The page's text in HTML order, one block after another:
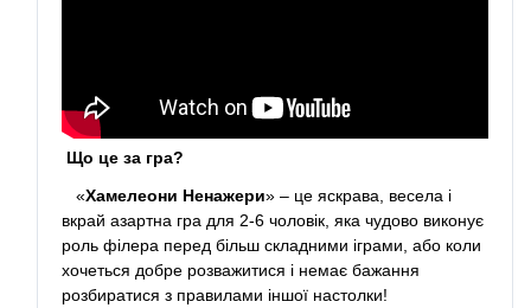
Що це за гра?
«Хамелеони Ненажери» – це яскрава, весела і
вкрай азартна гра для 2-6 чоловік, яка чудово виконує
роль філера перед більш складними іграми, або коли
хочеться добре розважитися і немає бажання
розбиратися з правилами іншої настолки!